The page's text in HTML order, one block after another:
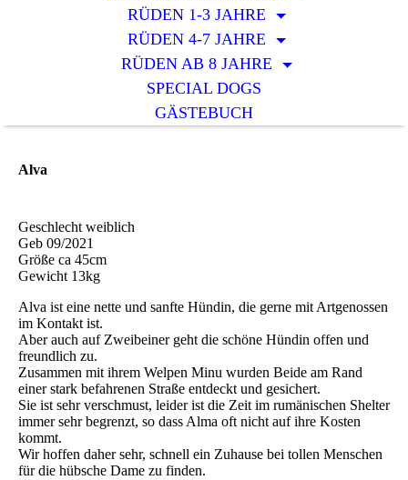
RÜDEN 1-3 JAHRE
RÜDEN 4-7 JAHRE
RÜDEN AB 8 JAHRE
SPECIAL DOGS
GÄSTEBUCH
Alva
Geschlecht weiblich
Geb 09/2021
Größe ca 45cm
Gewicht 13kg
Alva ist eine nette und sanfte Hündin, die gerne mit Artgenossen
im Kontakt ist.
Aber auch auf Zweibeiner geht die schöne Hündin offen und
freundlich zu.
Zusammen mit ihrem Welpen Minu wurden Beide am Rand
einer stark befahrenen Straße entdeckt und gesichert.
Sie ist sehr verschmust, leider ist die Zeit im rumänischen Shelter
immer sehr begrenzt, so dass Alma oft nicht auf ihre Kosten
kommt.
Wir hoffen daher sehr, schnell ein Zuhause bei tollen Menschen
für die hübsche Dame zu finden.